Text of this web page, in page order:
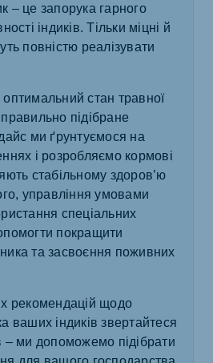
– це запорука гарного
індиків. Тільки міцні й
повністю реалізувати
стан травної
підібране
ми ґрунтуємося на
і розробляємо кормові
стабільному здоров’ю
управління умовами
спеціальних
покращити
та засвоєння поживних
рекомендацій щодо
ваших індиків звертайтеся
– ми допоможемо підібрати